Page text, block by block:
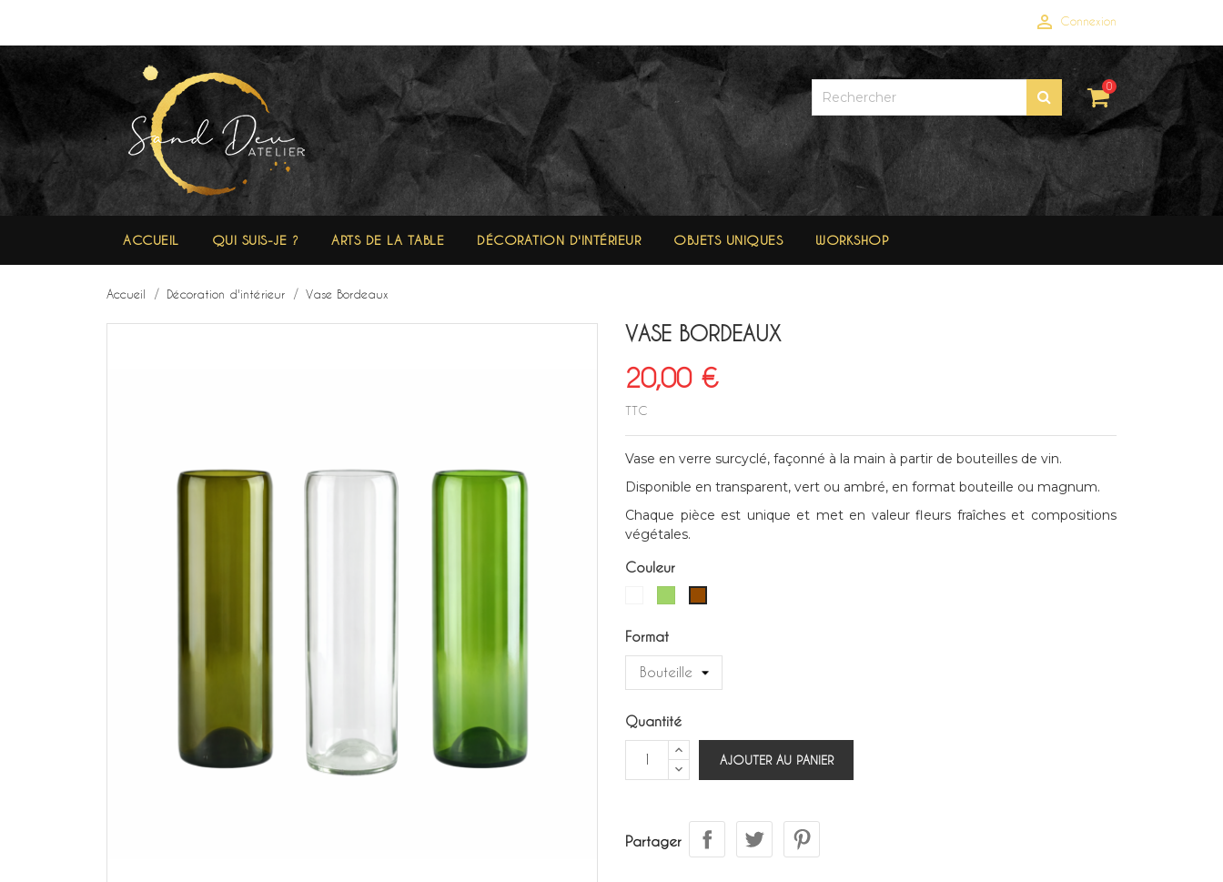
 Connexion
0
ACCUEIL QUI SUIS-JE ? ARTS DE LA TABLE DÉCORATION D'INTÉRIEUR OBJETS UNIQUES WORKSHOP
Accueil Décoration d'intérieur Vase Bordeaux
VASE BORDEAUX
20,00 €
TTC
Vase en verre surcyclé, façonné à la main à partir de bouteilles de vin.
Disponible en transparent, vert ou ambré, en format bouteille ou magnum.
Chaque pièce est unique et met en valeur fleurs fraîches et compositions
végétales.
Couleur
Format
Quantité
AJOUTER AU PANIER
Partager